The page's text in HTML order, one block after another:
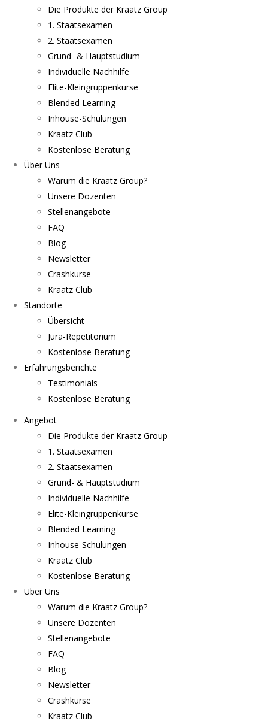
Die Produkte der Kraatz Group
1. Staatsexamen
2. Staatsexamen
Grund- & Hauptstudium
Individuelle Nachhilfe
Elite-Kleingruppenkurse
Blended Learning
Inhouse-Schulungen
Kraatz Club
Kostenlose Beratung
Über Uns
Warum die Kraatz Group?
Unsere Dozenten
Stellenangebote
FAQ
Blog
Newsletter
Crashkurse
Kraatz Club
Standorte
Übersicht
Jura-Repetitorium
Kostenlose Beratung
Erfahrungsberichte
Testimonials
Kostenlose Beratung
Angebot
Die Produkte der Kraatz Group
1. Staatsexamen
2. Staatsexamen
Grund- & Hauptstudium
Individuelle Nachhilfe
Elite-Kleingruppenkurse
Blended Learning
Inhouse-Schulungen
Kraatz Club
Kostenlose Beratung
Über Uns
Warum die Kraatz Group?
Unsere Dozenten
Stellenangebote
FAQ
Blog
Newsletter
Crashkurse
Kraatz Club